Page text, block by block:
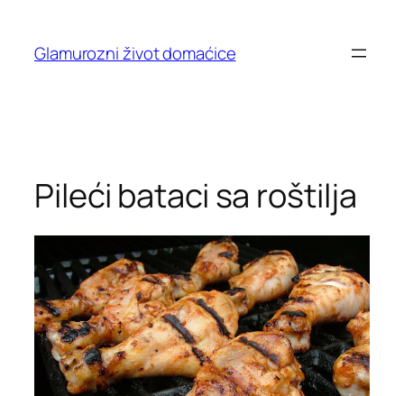
content
Glamurozni život domaćice
Pileći bataci sa roštilja